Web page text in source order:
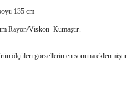
135 cm
Rayon/Viskon Kumaştır.
ölçüleri görsellerin en sonuna eklenmiştir.